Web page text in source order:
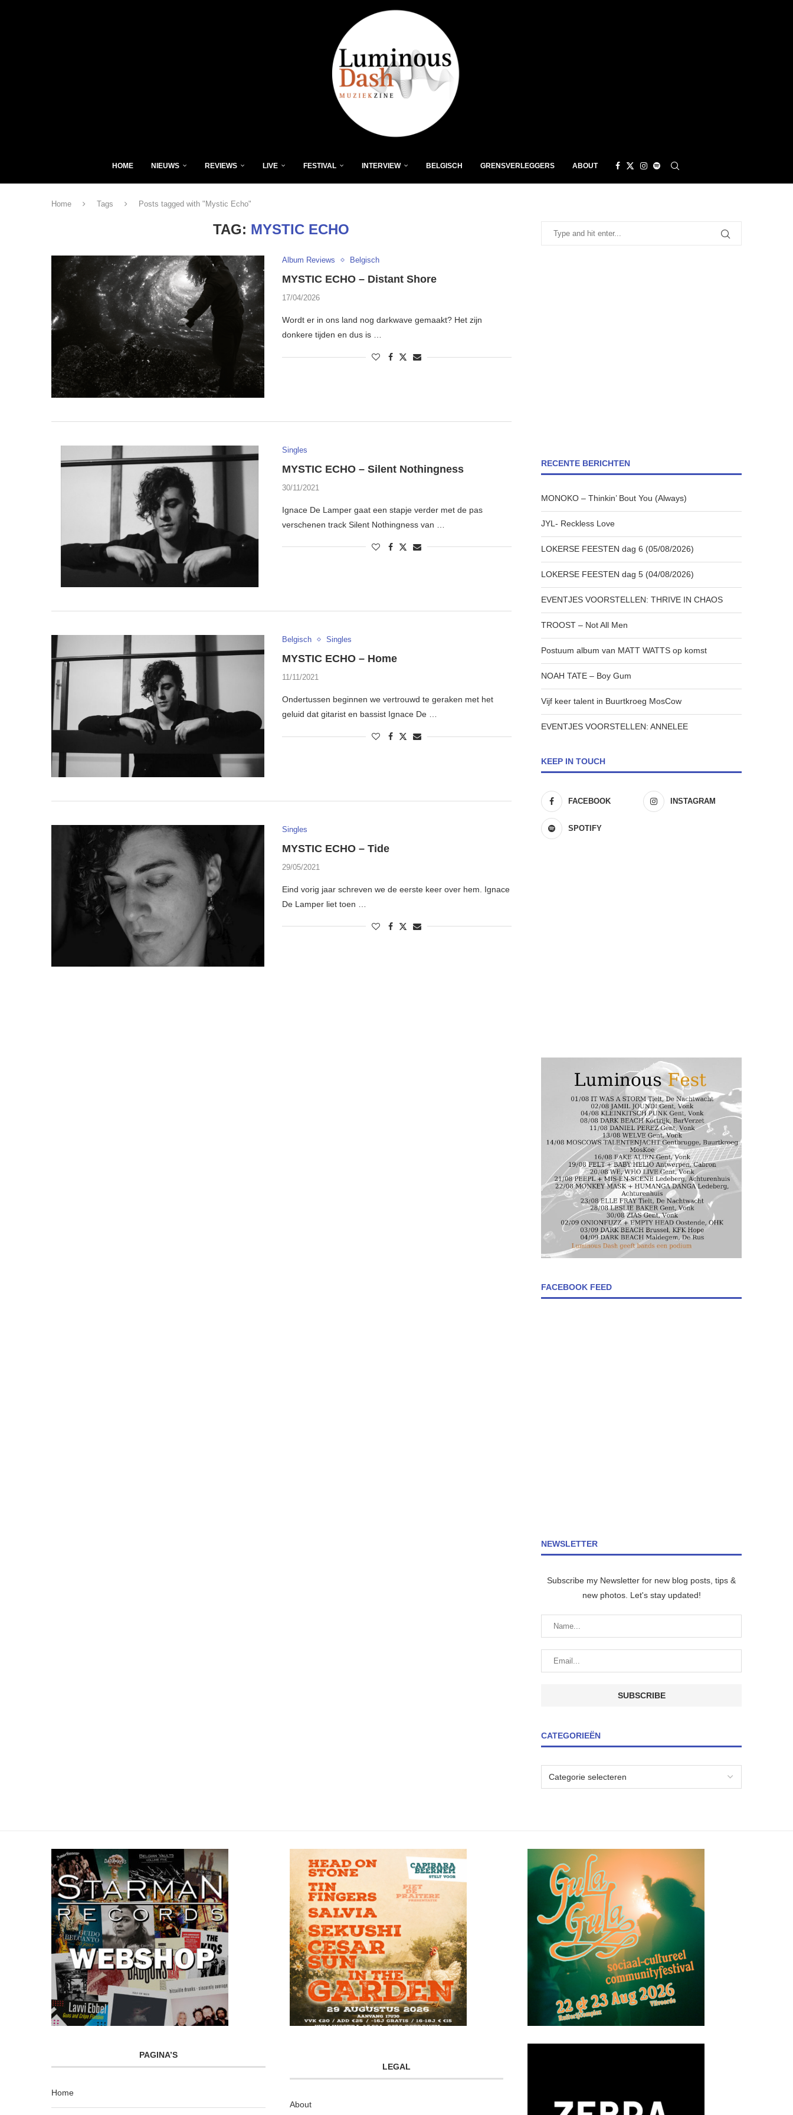
HOME NIEUWS REVIEWS LIVE FESTIVAL INTERVIEW BELGISCH GRENSVERLEGGERS ABOUT
Home Tags Posts tagged with "Mystic Echo"
TAG: MYSTIC ECHO
Album Reviews Belgisch
MYSTIC ECHO – Distant Shore
17/04/2026
Wordt er in ons land nog darkwave gemaakt? Het zijn
donkere tijden en dus is …
Singles
MYSTIC ECHO – Silent Nothingness
30/11/2021
Ignace De Lamper gaat een stapje verder met de pas
verschenen track Silent Nothingness van …
Belgisch Singles
MYSTIC ECHO – Home
11/11/2021
Ondertussen beginnen we vertrouwd te geraken met het
geluid dat gitarist en bassist Ignace De …
Singles
MYSTIC ECHO – Tide
29/05/2021
Eind vorig jaar schreven we de eerste keer over hem. Ignace
De Lamper liet toen …
RECENTE BERICHTEN
MONOKO – Thinkin’ Bout You (Always)
JYL- Reckless Love
LOKERSE FEESTEN dag 6 (05/08/2026)
LOKERSE FEESTEN dag 5 (04/08/2026)
EVENTJES VOORSTELLEN: THRIVE IN CHAOS
TROOST – Not All Men
Postuum album van MATT WATTS op komst
NOAH TATE – Boy Gum
Vijf keer talent in Buurtkroeg MosCow
EVENTJES VOORSTELLEN: ANNELEE
KEEP IN TOUCH
FACEBOOK INSTAGRAM
SPOTIFY
FACEBOOK FEED
NEWSLETTER
Subscribe my Newsletter for new blog posts, tips &
new photos. Let's stay updated!
CATEGORIEËN
PAGINA’S
Home
LEGAL
About